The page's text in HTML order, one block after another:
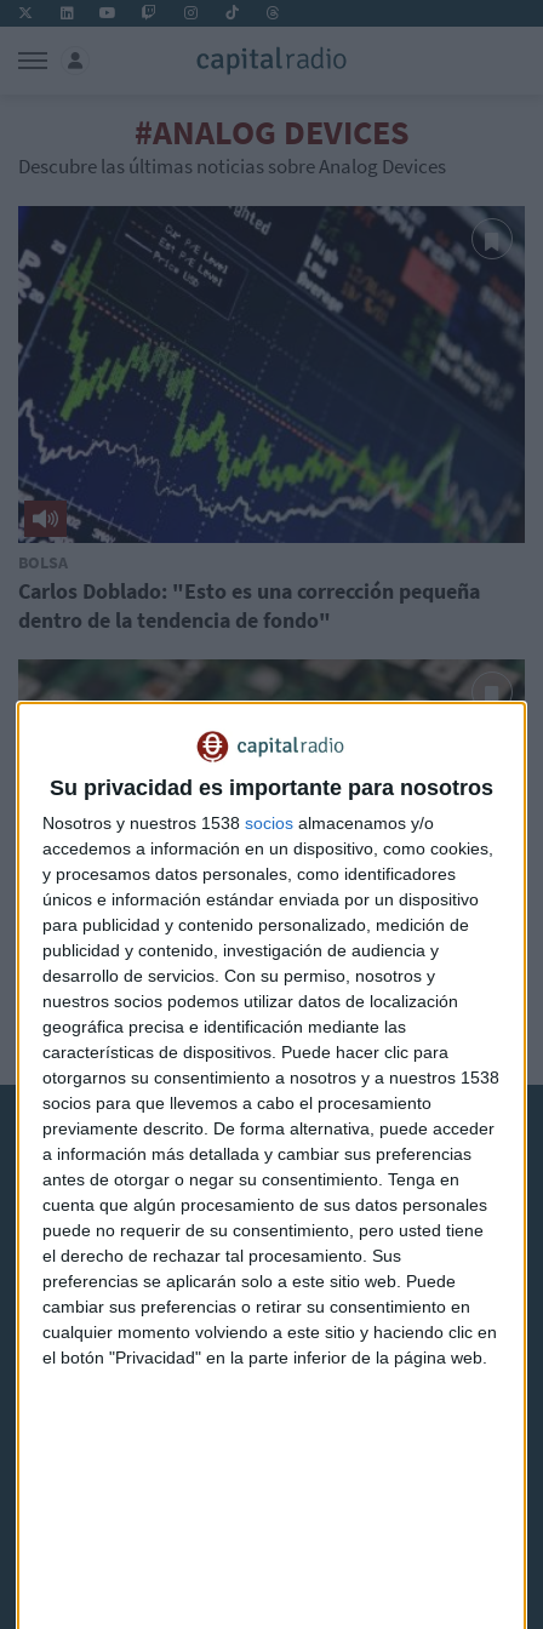
Su privacidad es importante para nosotros
Nosotros y nuestros 1538 socios almacenamos y/o
accedemos a información en un dispositivo, como cookies,
y procesamos datos personales, como identificadores
únicos e información estándar enviada por un dispositivo
para publicidad y contenido personalizado, medición de
publicidad y contenido, investigación de audiencia y
desarrollo de servicios. Con su permiso, nosotros y
nuestros socios podemos utilizar datos de localización
geográfica precisa e identificación mediante las
características de dispositivos. Puede hacer clic para
otorgarnos su consentimiento a nosotros y a nuestros 1538
socios para que llevemos a cabo el procesamiento
previamente descrito. De forma alternativa, puede acceder
a información más detallada y cambiar sus preferencias
antes de otorgar o negar su consentimiento. Tenga en
cuenta que algún procesamiento de sus datos personales
puede no requerir de su consentimiento, pero usted tiene
el derecho de rechazar tal procesamiento. Sus
preferencias se aplicarán solo a este sitio web. Puede
cambiar sus preferencias o retirar su consentimiento en
cualquier momento volviendo a este sitio y haciendo clic en
el botón "Privacidad" en la parte inferior de la página web.
#ANALOG DEVICES
Descubre las últimas noticias sobre Analog Devices
BOLSA
Carlos Doblado: "Esto es una corrección pequeña
dentro de la tendencia de fondo"
EMPRESAS
Estas empresas podrían ser la próxima Nvidia del año
Capital Radio
Noticias
Eventos